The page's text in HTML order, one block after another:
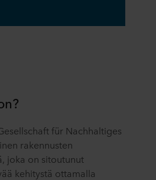
für Nachhaltiges
rakennusten
joka on sitoutunut
kehitystä ottamalla